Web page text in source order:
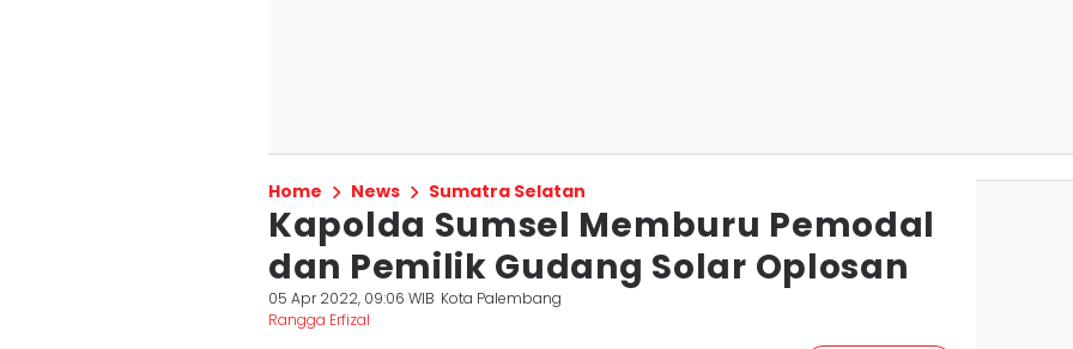
Home News Sumatra Selatan
Kapolda Sumsel Memburu Pemodal
dan Pemilik Gudang Solar Oplosan
05 Apr 2022, 09:06 WIB Kota Palembang
Rangga Erfizal